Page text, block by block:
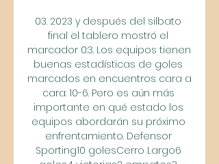
03. 2023 y después del silbato
final el tablero mostró el
marcador 0:3. Los equipos tienen
buenas estadísticas de goles
marcados en encuentros cara a
cara: 10-6. Pero es aún más
importante en qué estado los
equipos abordarán su próximo
enfrentamiento. Defensor
Sporting10 golesCerro Largo6